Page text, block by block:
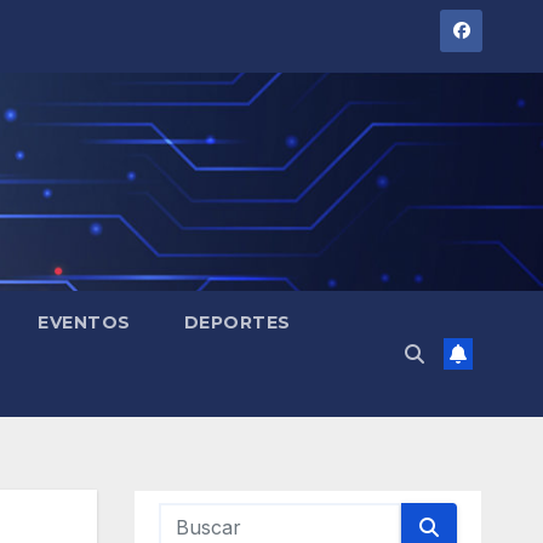
EVENTOS DEPORTES